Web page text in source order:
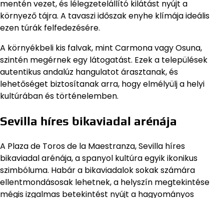
mentén vezet, és lélegzetelállító kilátást nyújt a
környező tájra. A tavaszi időszak enyhe klímája ideális
ezen túrák felfedezésére.
A környékbeli kis falvak, mint Carmona vagy Osuna,
szintén megérnek egy látogatást. Ezek a települések
autentikus andalúz hangulatot árasztanak, és
lehetőséget biztosítanak arra, hogy elmélyülj a helyi
kultúrában és történelemben.
Sevilla híres bikaviadal arénája
A Plaza de Toros de la Maestranza, Sevilla híres
bikaviadal arénája, a spanyol kultúra egyik ikonikus
szimbóluma. Habár a bikaviadalok sokak számára
ellentmondásosak lehetnek, a helyszín megtekintése
mégis izgalmas betekintést nyújt a hagyományos